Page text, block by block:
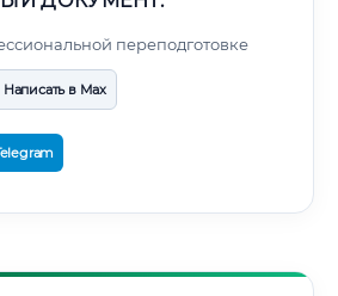
переподготовке
Написать в Max